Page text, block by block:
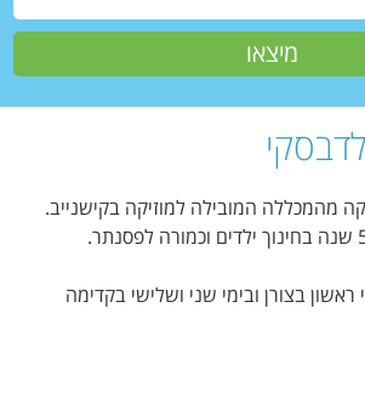
מהמכללה המובילה למוזיקה בקישנייב.
בצורן ובימי שני ושלישי בקדימה